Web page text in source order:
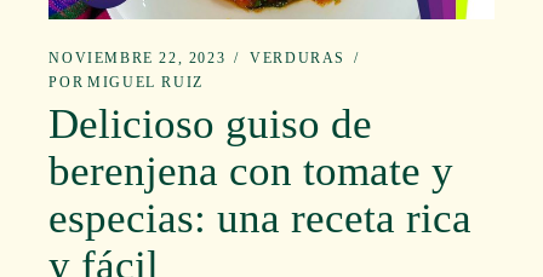
NOVIEMBRE 22, 2023
VERDURAS
POR MIGUEL RUIZ
Delicioso guiso de
berenjena con tomate y
especias: una receta rica
y fácil